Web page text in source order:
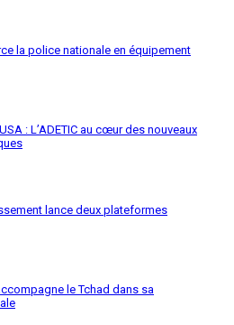
la police nationale en équipement
: L’ADETIC au cœur des nouveaux
lance deux plateformes
le Tchad dans sa